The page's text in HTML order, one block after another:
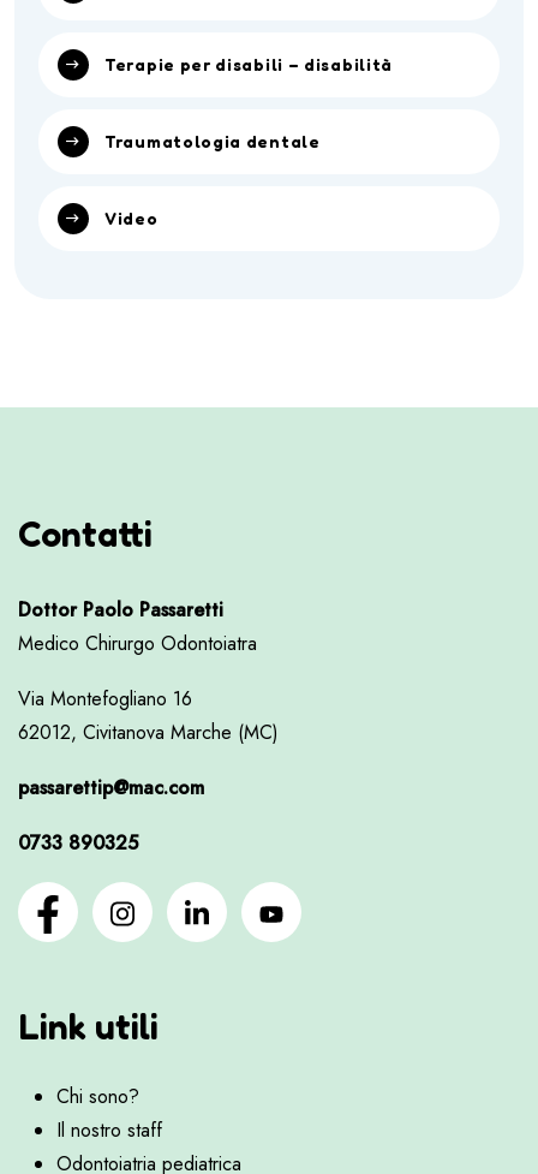
Terapie per disabili – disabilità
Traumatologia dentale
Video
Contatti
Dottor Paolo Passaretti
Medico Chirurgo Odontoiatra
Via Montefogliano 16
62012, Civitanova Marche (MC)
passarettip@mac.com
0733 890325
Link utili
Chi sono?
Il nostro staff
Odontoiatria pediatrica